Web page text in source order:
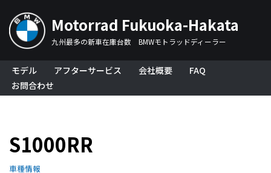
コ
ン
テ
ン
ツ
へ
ッ
プ
Motorrad Fukuoka-Hakata
九州最多の新車在庫台数 BMWモトラッドディーラー
モデル アフターサービス 会社概要
FAQ
お問合わせ
S1000RR
車種情報